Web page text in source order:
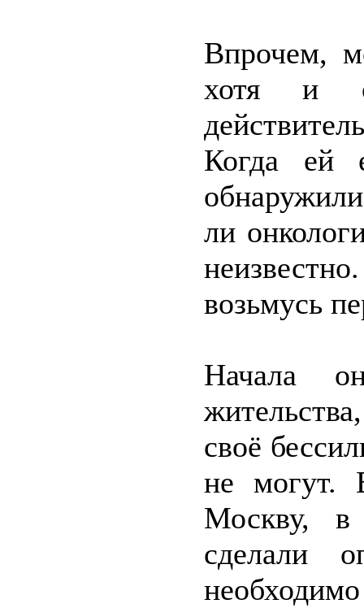
Впрочем,
хотя и
Когда ей
ли
возьмусь
Начала
своё
не могут.
Москву, в
сделали